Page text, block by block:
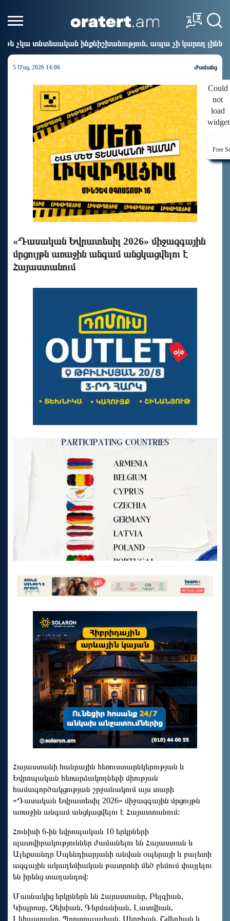
ապա չի կարող լինել քաղաքական
5 Մայ, 2026 14:06 Ժամանց
Could
not
load
Free
«Դասական Եվրատեսիլ 2026» միջազգային
մրցույթն առաջին անգամ անցկացվելու է
Հայաստանում
Հայաստանի հանրային հեռուստաընկերության և
Եվրոպական հեռարձակողների միության
համագործակցության շրջանակում այս տարի
«Դասական Եվրատեսիլ 2026» միջազգային մրցույթն
առաջին անգամ անցկացվելու է Հայաստանում:
Հունիսի 6-ին եվրոպական 10 երկրների
պատվիրակություններ ժամանելու են Հայաստան և
Ալեքսանդր Սպենդիարյանի անվան օպերայի և բալետի
ազգային ակադեմիական թատրոնի մեծ բեմում փայլելու
են իրենց տաղանդով:
Մասնակից երկրներն են Հայաստանը, Բելգիան,
Կիպրոսը, Չեխիան, Գերմանիան, Լատվիան,
Լեհաստանը, Պորտուգալիան, Սերբիան, Շվեդիան և